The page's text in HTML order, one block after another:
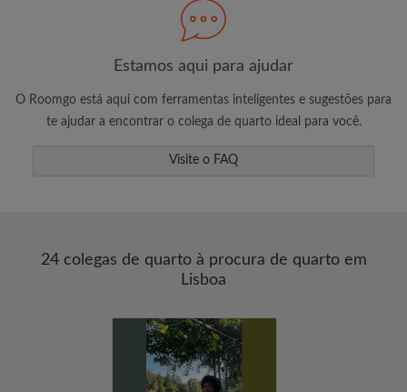
Procure pelo que é importante para você
Receba altertas de novas combinações de
quartos
Estamos aqui para ajudar
O Roomgo está aqui com ferramentas inteligentes e sugestões para
te ajudar a encontrar o colega de quarto ideal para você.
Visite o FAQ
24 colegas de quarto à procura de quarto em
Lisboa